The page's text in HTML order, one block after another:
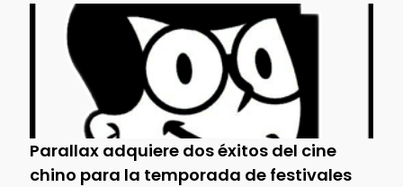
Parallax adquiere dos éxitos del cine
chino para la temporada de festivales